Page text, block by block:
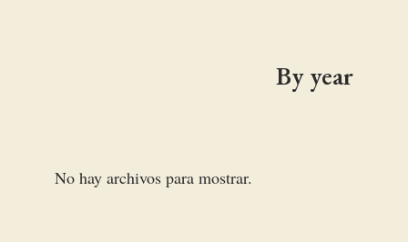
By year
No hay archivos para mostrar.